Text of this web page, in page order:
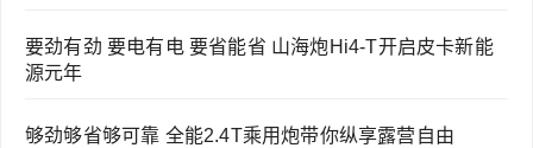
要劲有劲 要电有电 要省能省 山海炮Hi4-T开启皮卡新能
源元年
够劲够省够可靠 全能2.4T乘用炮带你纵享露营自由